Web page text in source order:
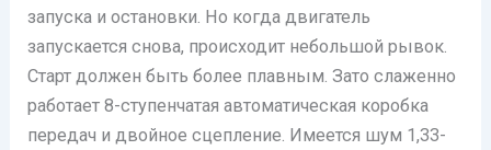
запуска и остановки. Но когда двигатель
запускается снова, происходит небольшой рывок.
Старт должен быть более плавным. Зато слаженно
работает 8-ступенчатая автоматическая коробка
передач и двойное сцепление. Имеется шум 1,33-